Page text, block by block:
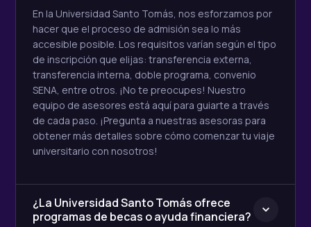
En la Universidad Santo Tomás, nos esforzamos por
hacer que el proceso de admisión sea lo más
accesible posible. Los requisitos varían según el tipo
de inscripción que elijas: transferencia externa,
transferencia interna, doble programa, convenio
SENA, entre otros. ¡No te preocupes! Nuestro
equipo de asesores está aquí para guiarte a través
de cada paso. ¡Pregunta a nuestras asesoras para
obtener más detalles sobre cómo comenzar tu viaje
universitario con nosotros!
¿La Universidad Santo Tomás ofrece
programas de becas o ayuda financiera?